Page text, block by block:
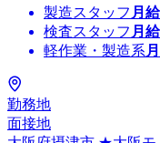
製造スタッフ 月給
検査スタッフ 月給
軽作業・製造系
勤務地
面接地